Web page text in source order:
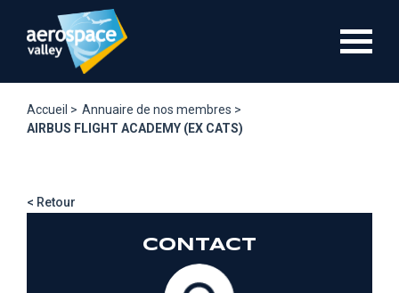
contenu
Accueil > Annuaire de nos membres >
AIRBUS FLIGHT ACADEMY (EX CATS)
< Retour
CONTACT